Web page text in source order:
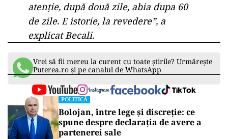
atenție, după două zile, abia dupa 60
de zile. E istorie, la revedere”, a
explicat Becali.
Vrei să fii mereu la curent cu toate știrile? Urmărește
Puterea.ro și pe canalul de WhatsApp
POLITICĂ
Bolojan, între lege și discreție: ce
spune despre declarația de avere a
partenerei sale